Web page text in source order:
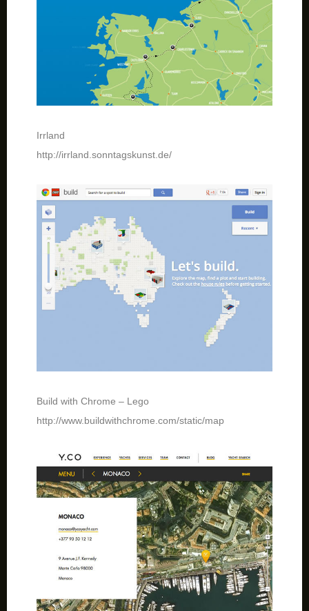
Irrland
http://irrland.sonntagskunst.de/
Build with Chrome – Lego
http://www.buildwithchrome.com/static/map